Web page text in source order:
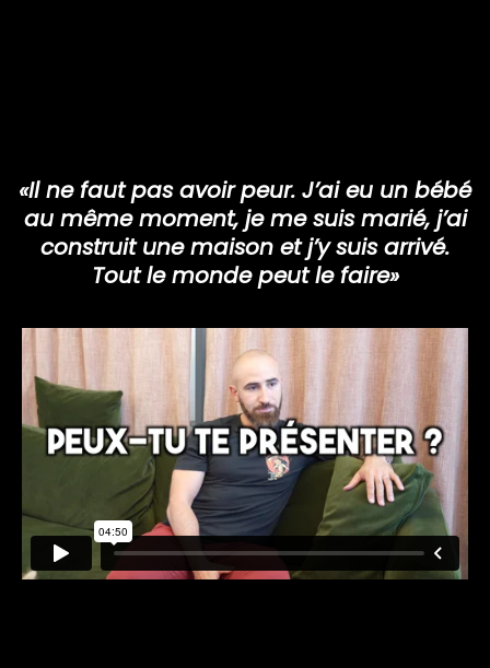
«Il ne faut pas avoir peur. J’ai eu un bébé
au même moment, je me suis marié, j’ai
construit une maison et j’y suis arrivé.
Tout le monde peut le faire»